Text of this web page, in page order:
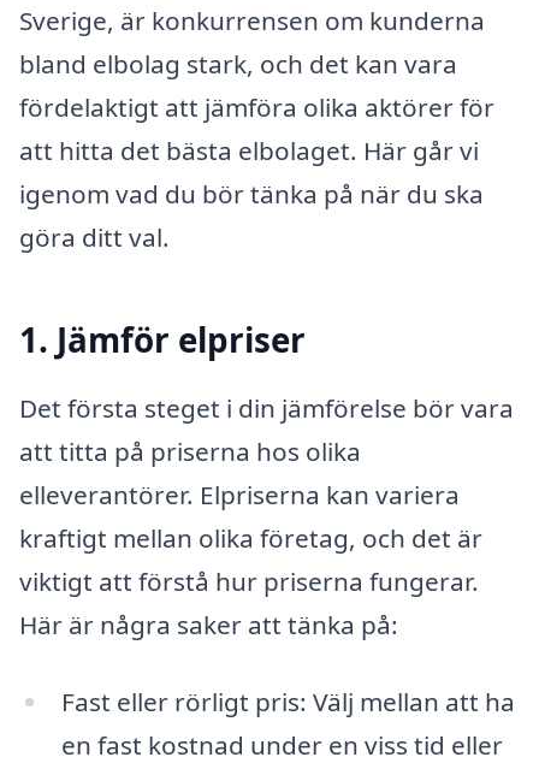
Sverige, är konkurrensen om kunderna
bland elbolag stark, och det kan vara
fördelaktigt att jämföra olika aktörer för
att hitta det bästa elbolaget. Här går vi
igenom vad du bör tänka på när du ska
göra ditt val.
1. Jämför elpriser
Det första steget i din jämförelse bör vara
att titta på priserna hos olika
elleverantörer. Elpriserna kan variera
kraftigt mellan olika företag, och det är
viktigt att förstå hur priserna fungerar.
Här är några saker att tänka på:
Fast eller rörligt pris: Välj mellan att ha
en fast kostnad under en viss tid eller